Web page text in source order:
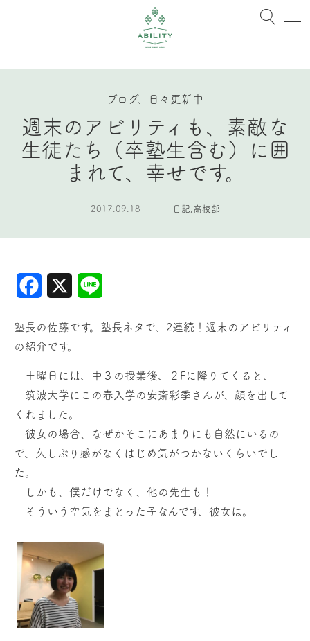
ブログ、日々更新中
週末のアビリティも、素敵な
生徒たち（卒塾生含む）に囲
まれて、幸せです。
2017.09.18 日記 ,高校部
Facebook
塾長の佐藤です。塾長ネタで、2連続！週末のアビリティ
の紹介です。
土曜日には、中３の授業後、２Fに降りてくると、
筑波大学にこの春入学の安斎彩季さんが、顔を出して
くれました。
彼女の場合、なぜかそこにあまりにも自然にいるの
で、久しぶり感がなくはじめ気がつかないくらいでし
た。
しかも、僕だけでなく、他の先生も！
そういう空気をまとった子なんです、彼女は。